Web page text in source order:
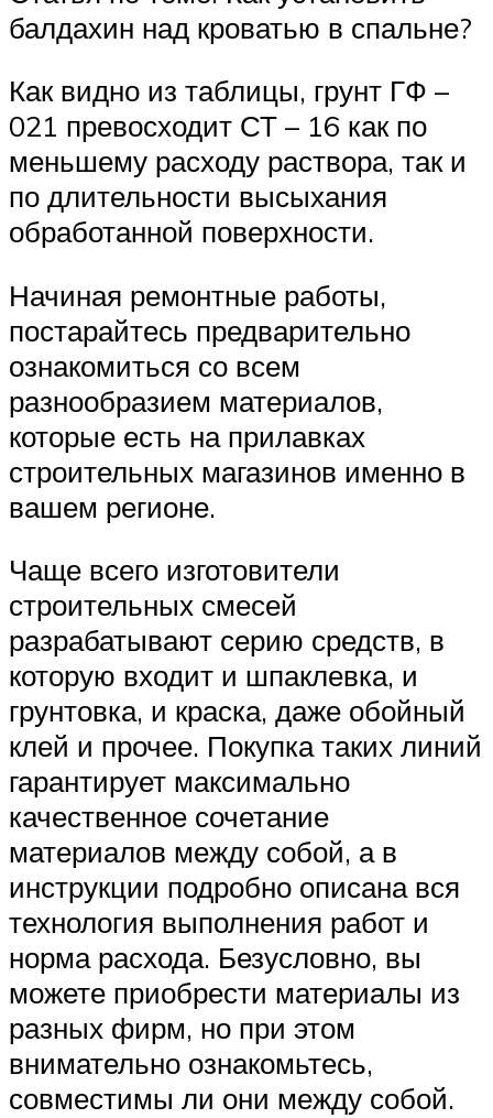
балдахин над кроватью в спальне?
Как видно из таблицы, грунт ГФ –
021 превосходит СТ – 16 как по
меньшему расходу раствора, так и
по длительности высыхания
обработанной поверхности.
Начиная ремонтные работы,
постарайтесь предварительно
ознакомиться со всем
разнообразием материалов,
которые есть на прилавках
строительных магазинов именно в
вашем регионе.
Чаще всего изготовители
строительных смесей
разрабатывают серию средств, в
которую входит и шпаклевка, и
грунтовка, и краска, даже обойный
клей и прочее. Покупка таких линий
гарантирует максимально
качественное сочетание
материалов между собой, а в
инструкции подробно описана вся
технология выполнения работ и
норма расхода. Безусловно, вы
можете приобрести материалы из
разных фирм, но при этом
внимательно ознакомьтесь,
совместимы ли они между собой.